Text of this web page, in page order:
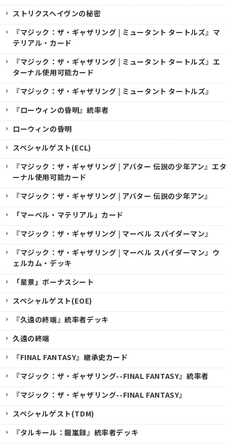
ストリクスヘイヴンの秘密
『マジック：ザ・ギャザリング | ミュータント タートルズ』マ
テリアル・カード
『マジック：ザ・ギャザリング | ミュータント タートルズ』エ
ターナル使用可能カード
『マジック：ザ・ギャザリング | ミュータント タートルズ』
『ローウィンの昏明』統率者
ローウィンの昏明
スペシャルゲスト(ECL)
『マジック：ザ・ギャザリング | アバター 伝説の少年アン』エタ
ーナル使用可能カード
『マジック：ザ・ギャザリング | アバター 伝説の少年アン』
「マーベル・マテリアル」カード
『マジック：ザ・ギャザリング | マーベル スパイダーマン』
『マジック：ザ・ギャザリング | マーベル スパイダーマン』ウ
ェルカム・デッキ
「星景」ボーナスシート
スペシャルゲスト(EOE)
『久遠の終端』統率者デッキ
久遠の終端
『FINAL FANTASY』継承史カード
『マジック：ザ・ギャザリング--FINAL FANTASY』統率者
『マジック：ザ・ギャザリング--FINAL FANTASY』
スペシャルゲスト(TDM)
『タルキール：龍嵐録』統率者デッキ